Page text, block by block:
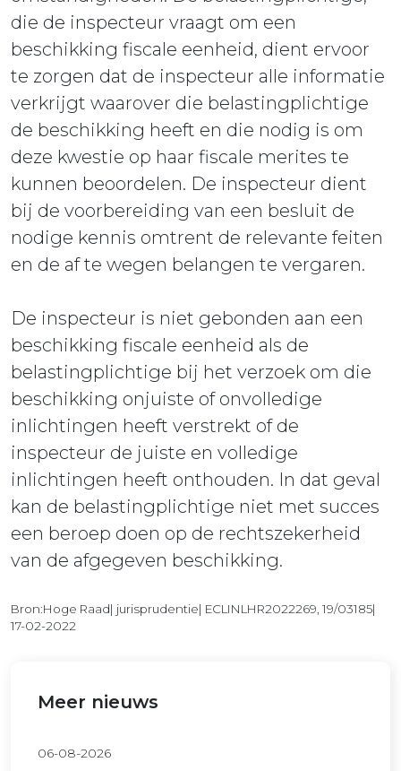
die de inspecteur vraagt om een
beschikking fiscale eenheid, dient ervoor
te zorgen dat de inspecteur alle informatie
verkrijgt waarover die belastingplichtige
de beschikking heeft en die nodig is om
deze kwestie op haar fiscale merites te
kunnen beoordelen. De inspecteur dient
bij de voorbereiding van een besluit de
nodige kennis omtrent de relevante feiten
en de af te wegen belangen te vergaren.
De inspecteur is niet gebonden aan een
beschikking fiscale eenheid als de
belastingplichtige bij het verzoek om die
beschikking onjuiste of onvolledige
inlichtingen heeft verstrekt of de
inspecteur de juiste en volledige
inlichtingen heeft onthouden. In dat geval
kan de belastingplichtige niet met succes
een beroep doen op de rechtszekerheid
van de afgegeven beschikking.
Bron:Hoge Raad| jurisprudentie| ECLINLHR2022269, 19/03185|
17-02-2022
Meer nieuws
06-08-2026